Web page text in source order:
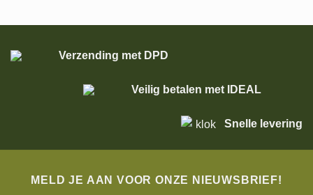
Verzending met DPD
Veilig betalen met IDEAL
Snelle levering
MELD JE AAN VOOR ONZE NIEUWSBRIEF!